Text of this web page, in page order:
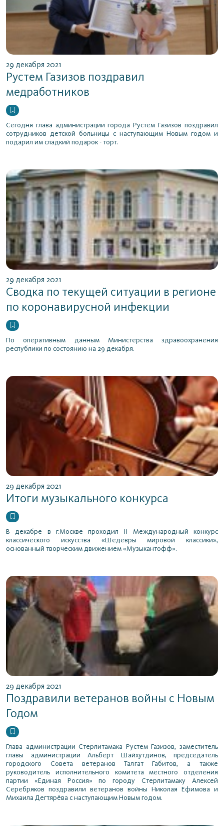
29 декабря 2021
Рустем Газизов поздравил
медработников
Сегодня глава администрации города Рустем Газизов поздравил
сотрудников детской больницы с наступающим Новым годом и
подарил им сладкий подарок - торт.
29 декабря 2021
Сводка по текущей ситуации в регионе
по коронавирусной инфекции
По оперативным данным Министерства здравоохранения
республики по состоянию на 29 декабря.
29 декабря 2021
Итоги музыкального конкурса
В декабре в г.Москве проходил II Международный конкурс
классического искусства «Шедевры мировой классики»,
основанный творческим движением «Музыкантофф».
29 декабря 2021
Поздравили ветеранов войны с Новым
Годом
Глава администрации Стерлитамака Рустем Газизов, заместитель
главы администрации Альберт Шайхутдинов, председатель
городского Совета ветеранов Талгат Габитов, а также
руководитель исполнительного комитета местного отделения
партии «Единая Россия» по городу Стерлитамаку Алексей
Серебряков поздравили ветеранов войны Николая Ефимова и
Михаила Дегтярёва с наступающим Новым годом.